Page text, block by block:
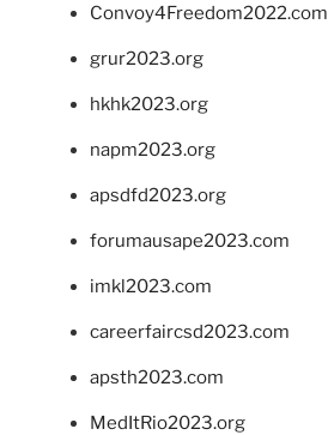
Convoy4Freedom2022.com
grur2023.org
hkhk2023.org
napm2023.org
apsdfd2023.org
forumausape2023.com
imkl2023.com
careerfaircsd2023.com
apsth2023.com
MedItRio2023.org